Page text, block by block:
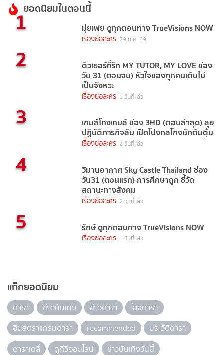
ยอดนิยมในตอนนี้
1 มุ่ยเฟย ดูทุกตอนทาง TrueVisions NOW
เรื่องย่อละคร 29 ก.ค. 69
2 ติวเธอร์ที่รัก MY TUTOR, MY LOVE ช่อง
วัน 31 (ตอนจบ) หัวใจของทุกคนเต้นไม่
เป็นจังหวะ
เรื่องย่อละคร 1 วันที่แล้ว
3 เกมส์โกงเกมส์ ช่อง 3HD (ตอนล่าสุด) ลุย
ปฏิบัติภารกิจลับ เปิดโปงกลโกงนักต้มตุ๋น
เรื่องย่อละคร 2 วันที่แล้ว
4 วิมานอากาศ Sky Castle Thailand ช่อง
วัน31 (ตอนแรก) การศึกษาถูก ชี้วัด
สถานะทางสังคม
เรื่องย่อละคร 2 วันที่แล้ว
5 รักษ์ ดูทุกตอนทาง TrueVisions NOW
เรื่องย่อละคร 1 วันที่แล้ว
แท็กยอดนิยม
ดารา ข่าวบันเทิง ข่าวดารา
ไอจีดารา
อินสตราแกรมดารา
recommended
ประวัติดารา
ดาราเดลี่
ดูทีวีออนไลน์ ข่าวบันเทิงวันนี้